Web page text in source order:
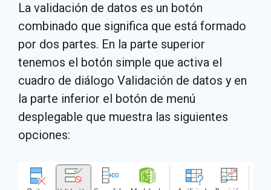
La validación de datos es un botón
combinado que significa que está formado
por dos partes. En la parte superior
tenemos el botón simple que activa el
cuadro de diálogo Validación de datos y en
la parte inferior el botón de menú
desplegable que muestra las siguientes
opciones: